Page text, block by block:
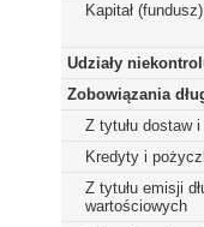
Kapitał
Udziały
Zobowiązania
Z tytułu dostaw i
Kredyty i
Z tytułu emisji
wartościowych